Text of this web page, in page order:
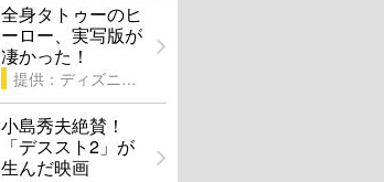
全身タトゥーのヒ
ーロー、実写版が
凄かった！
提供：ディズニー
小島秀夫絶賛！
「デススト2」が
生んだ映画